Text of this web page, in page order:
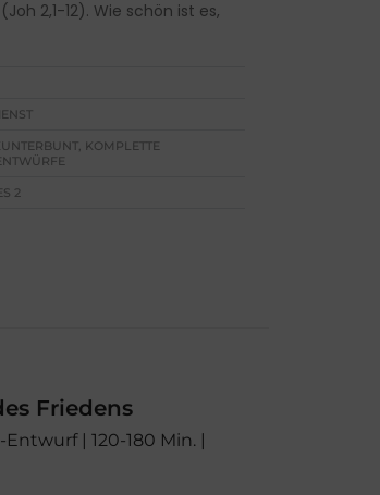
2,1-12). Wie schön ist es,
KOMPLETTE
2
Friedens
| 120-180 Min. |